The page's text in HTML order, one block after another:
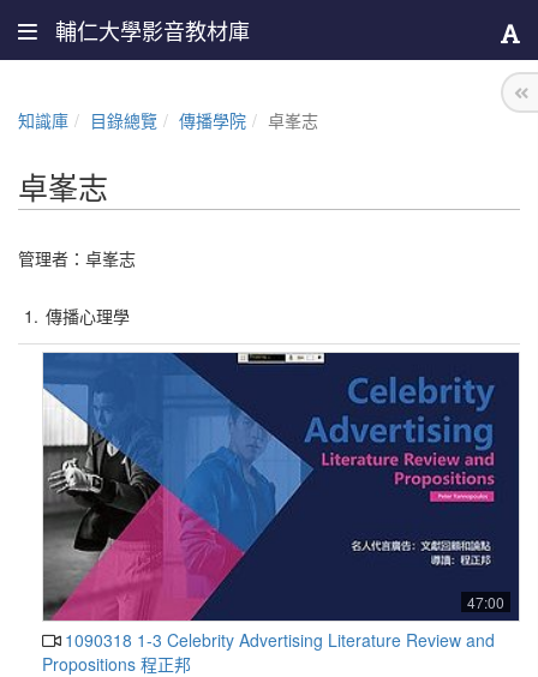
輔仁大學影音教材庫
知識庫 目錄總覽 傳播學院 卓峯志
卓峯志
管理者： 卓峯志
1. 傳播心理學
47:00
1090318 1-3 Celebrity Advertising Literature Review and
Propositions 程正邦